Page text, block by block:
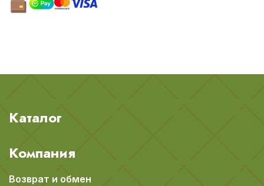
Каталог
Компания
Возврат и обмен